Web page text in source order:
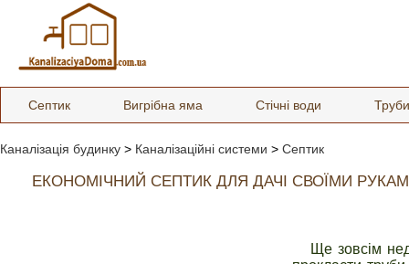
Септик Вигрібна яма Стічні води Труби
Каналізація будинку > Каналізаційні системи > Септик
ЕКОНОМІЧНИЙ СЕПТИК ДЛЯ ДАЧІ СВОЇМИ
Ще зовсім